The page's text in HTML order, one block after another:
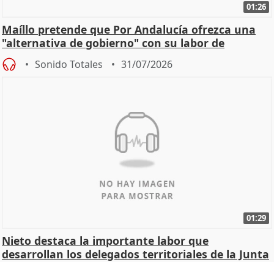
01:26
Maíllo pretende que Por Andalucía ofrezca una
"alternativa de gobierno" con su labor de
oposición
Sonido Totales 31/07/2026
01:29
Nieto destaca la importante labor que
desarrollan los delegados territoriales de la Junta